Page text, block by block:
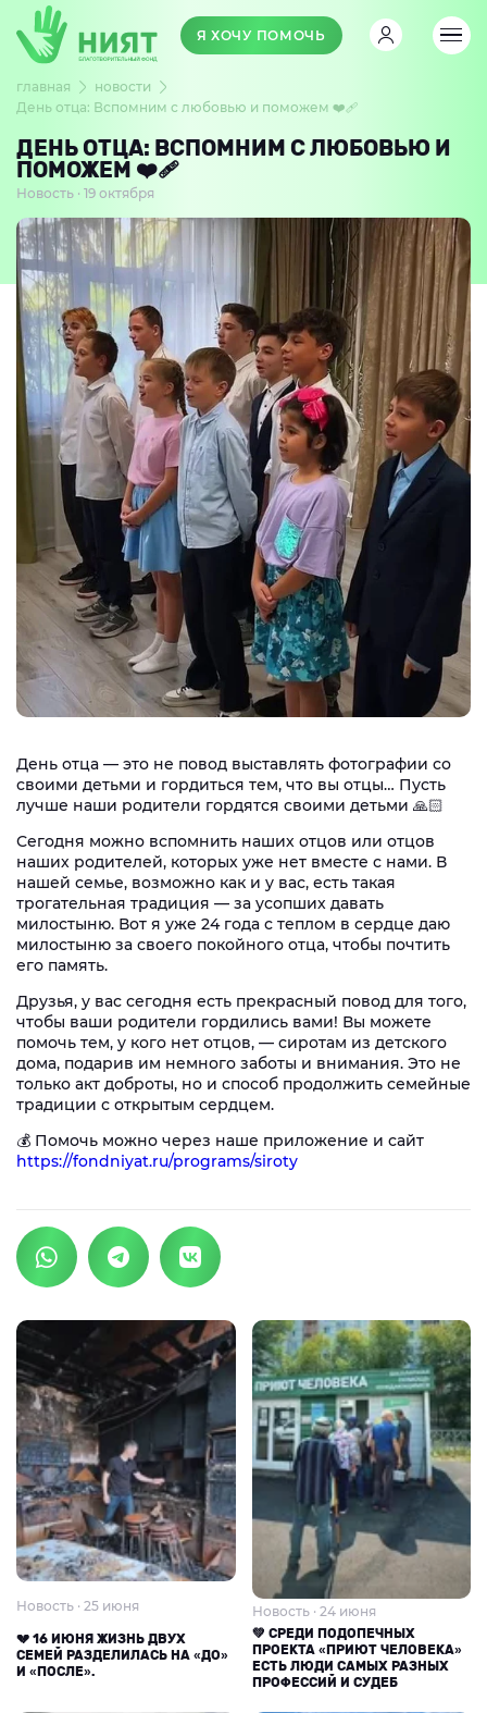
Я ХОЧУ ПОМОЧЬ
главная
новости
День отца: Вспомним с любовью и поможем ❤️‍🩹
ДЕНЬ ОТЦА: ВСПОМНИМ С ЛЮБОВЬЮ И
ПОМОЖЕМ ❤️‍🩹
Новость · 19 октября
День отца — это не повод выставлять фотографии со
своими детьми и гордиться тем, что вы отцы… Пусть
лучше наши родители гордятся своими детьми 🙏🏻
Сегодня можно вспомнить наших отцов или отцов
наших родителей, которых уже нет вместе с нами. В
нашей семье, возможно как и у вас, есть такая
трогательная традиция — за усопших давать
милостыню. Вот я уже 24 года с теплом в сердце даю
милостыню за своего покойного отца, чтобы почтить
его память.
Друзья, у вас сегодня есть прекрасный повод для того,
чтобы ваши родители гордились вами! Вы можете
помочь тем, у кого нет отцов, — сиротам из детского
дома, подарив им немного заботы и внимания. Это не
только акт доброты, но и способ продолжить семейные
традиции с открытым сердцем.
💰 Помочь можно через наше приложение и сайт
https://fondniyat.ru/programs/siroty
Новость · 25 июня
💔 16 ИЮНЯ ЖИЗНЬ ДВУХ
СЕМЕЙ РАЗДЕЛИЛАСЬ НА «ДО»
И «ПОСЛЕ».
Новость · 24 июня
💚 СРЕДИ ПОДОПЕЧНЫХ
ПРОЕКТА «ПРИЮТ ЧЕЛОВЕКА»
ЕСТЬ ЛЮДИ САМЫХ РАЗНЫХ
ПРОФЕССИЙ И СУДЕБ